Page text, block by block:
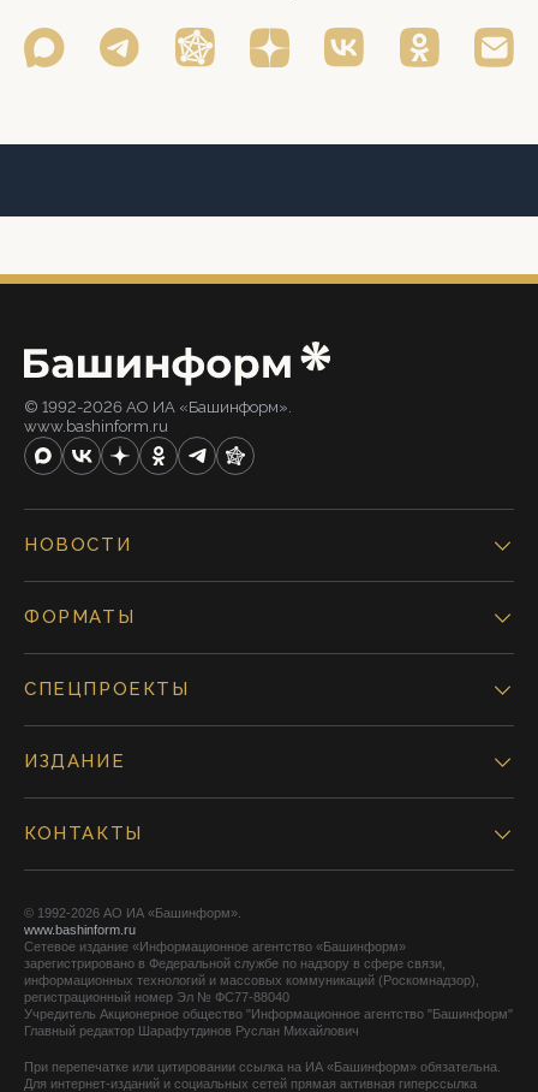
© 1992-2026 АО ИА «Башинформ».
www.bashinform.ru
НОВОСТИ
ФОРМАТЫ
СПЕЦПРОЕКТЫ
ИЗДАНИЕ
КОНТАКТЫ
© 1992-2026 АО ИА «Башинформ».
www.bashinform.ru
Сетевое издание «Информационное агентство «Башинформ»
зарегистрировано в Федеральной службе по надзору в сфере связи,
информационных технологий и массовых коммуникаций (Роскомнадзор),
регистрационный номер Эл № ФС77-88040
Учредитель Акционерное общество "Информационное агентство "Башинформ"
Главный редактор Шарафутдинов Руслан Михайлович
При перепечатке или цитировании ссылка на ИА «Башинформ» обязательна.
Для интернет-изданий и социальных сетей прямая активная гиперссылка